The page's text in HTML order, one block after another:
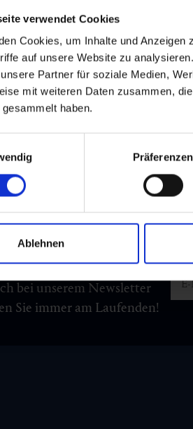
verwendet Cookies
Cookies, um Inhalte und
auf unsere Website zu
Partner für soziale Medien,
mit weiteren Daten zusammen,
haben.
Präferenzen
Ablehnen
bei unserem Newsletter
Sie immer am Laufenden!